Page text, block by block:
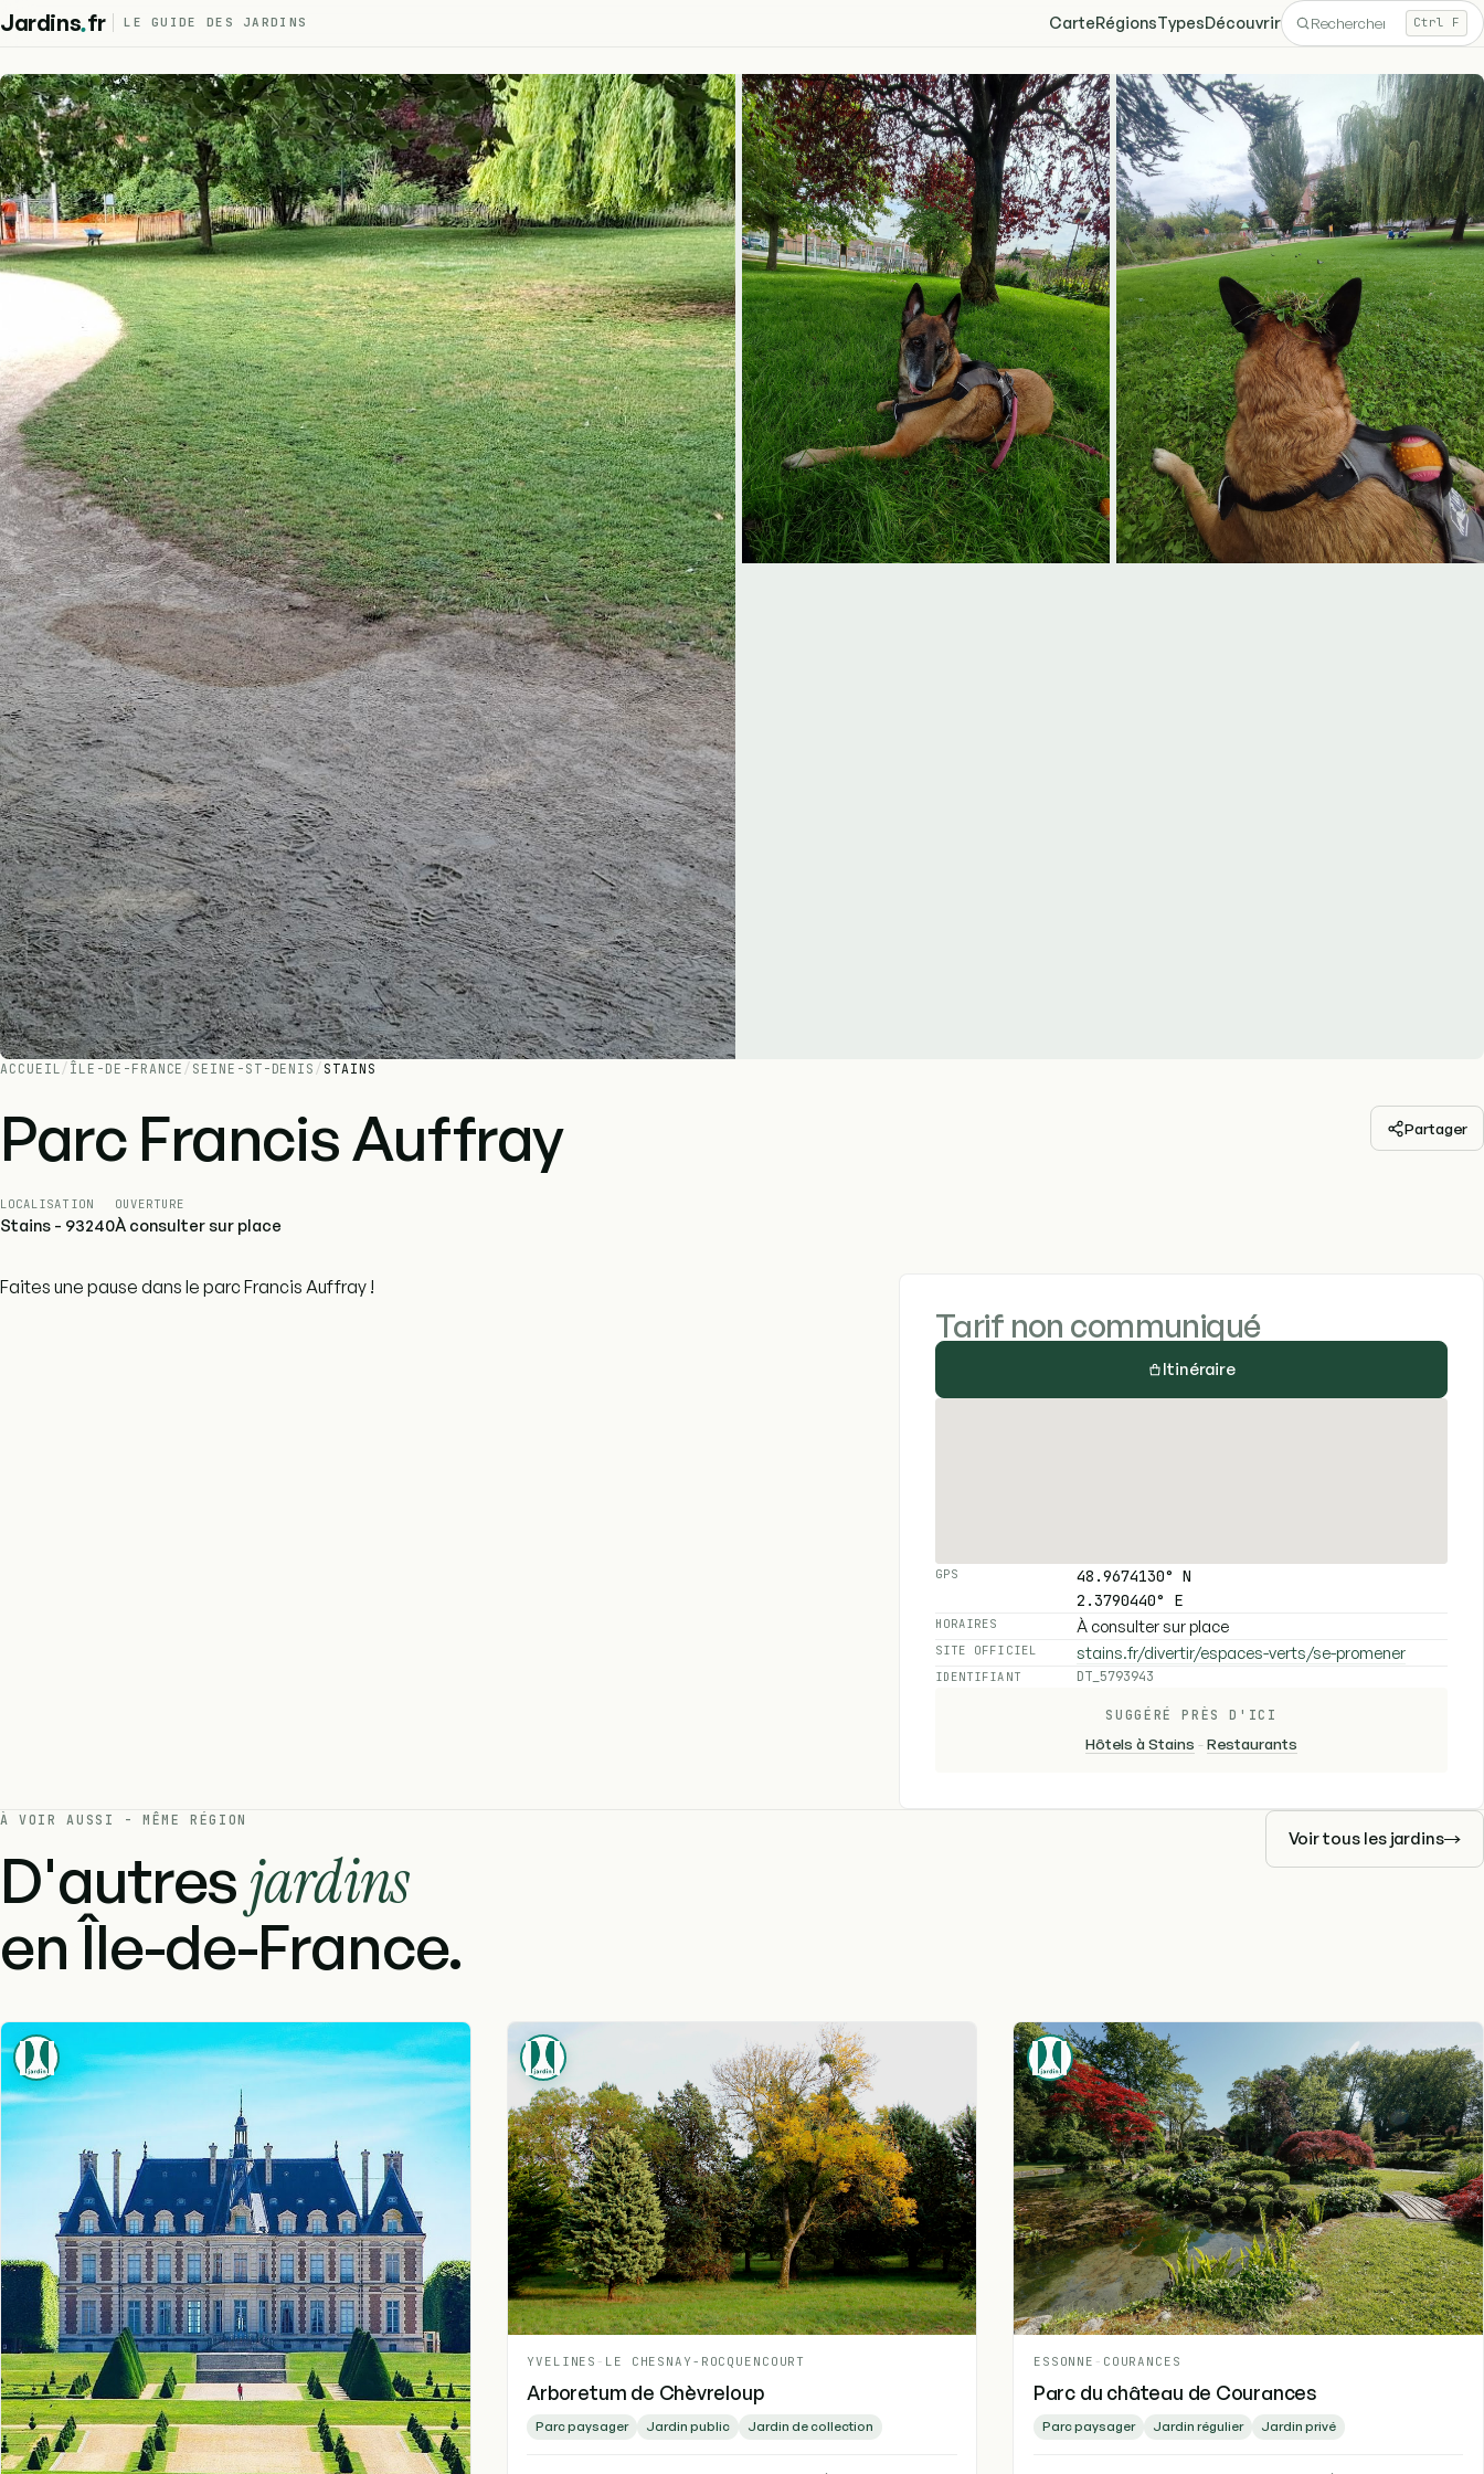
Jardins.fr LE GUIDE DES JARDINS CarteRégionsTypesDécouvrir Ctrl F
ACCUEIL/ ÎLE-DE-FRANCE / SEINE-ST-DENIS / STAINS
Parc Francis Auffray Partager
LOCALISATION
Stains - 93240
OUVERTURE
À consulter sur place
Faites une pause dans le parc Francis Auffray !
Tarif non communiqué
Itinéraire
GPS
48.9674130° N
2.3790440° E
HORAIRES À consulter sur place
SITE OFFICIEL stains.fr/divertir/espaces-verts/se-promener
IDENTIFIANT DT_5793943
SUGGÉRÉ PRÈS D'ICI
Hôtels à Stains -Restaurants
À VOIR AUSSI - MÊME RÉGION
D'autresjardins
en Île-de-France.
Voir tous les jardins
YVELINES - LE CHESNAY-ROCQUENCOURT
Arboretum de Chèvreloup
Parc paysager Jardin public Jardin de collection
ESSONNE - COURANCES
Parc du château de Courances
Parc paysager Jardin régulier Jardin privé